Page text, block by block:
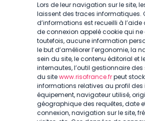
Lors de leur navigation sur le site,
laissent des traces informatiques.
d’informations est recueilli à l’aide
de connexion appelé cookie qui ne
toutefois, aucune information
le but d’améliorer l’ergonomie, la
sein du site, le contenu éditorial et
internautes, l’outil gestionnaire
du sitewww.risofrance.frpeut
informations relatives au profil des
équipement, navigateur utilisé,
géographique des requêtes, date
connexion, navigation sur le site,